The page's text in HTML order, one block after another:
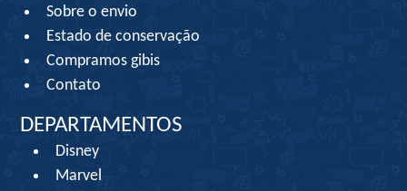
Sobre o envio
Estado de conservação
Compramos gibis
Contato
DEPARTAMENTOS
Disney
Marvel